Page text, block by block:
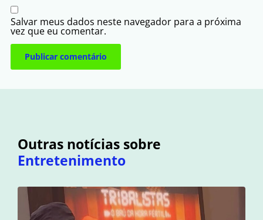
Salvar meus dados neste navegador para a próxima
vez que eu comentar.
Outras notícias sobre
Entretenimento